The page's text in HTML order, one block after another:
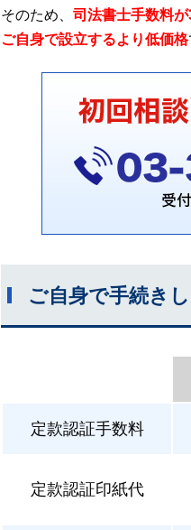
そのため、 司法書士手数料
ご自身で設立するより低価格
ご自身で手続き
定款認証手数料
定款認証印紙代